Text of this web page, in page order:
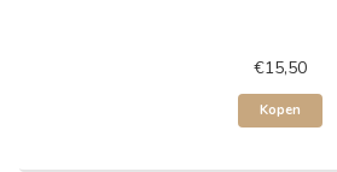
€15,50
Kopen